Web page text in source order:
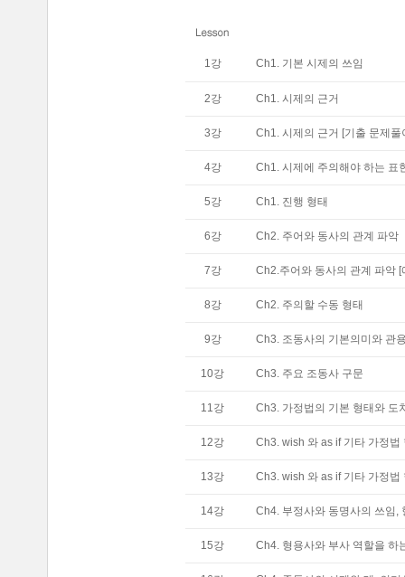
1강 Ch1. 기본 시제의 쓰임
2강 Ch1. 시제의 근거
3강 Ch1. 시제의 근거 [기출 문제풀
4강 Ch1. 시제에 주의해야 하는 표
5강 Ch1. 진행 형태
6강 Ch2. 주어와 동사의 관계 파악
7강 Ch2.주어와 동사의 관계 파악
8강 Ch2. 주의할 수동 형태
9강 Ch3. 조동사의 기본의미와 관
10강 Ch3. 주요 조동사 구문
11강 Ch3. 가정법의 기본 형태와 도
12강 Ch3. wish 와 as if 기타 가정법
13강 Ch3. wish 와 as if 기타 가정
14강 Ch4. 부정사와 동명사의 쓰임,
15강 Ch4. 형용사와 부사 역할을 하